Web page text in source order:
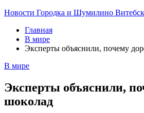
Новости Городка и Шумилино
Главная
В мире
Эксперты объяснили, почему
В мире
Эксперты объяснили,
шоколад